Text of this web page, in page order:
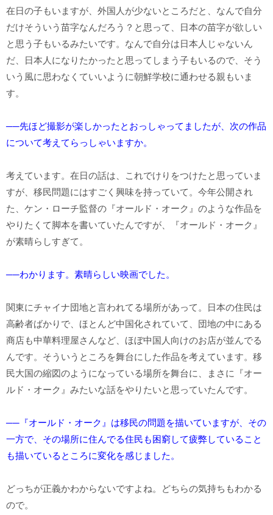
在日の子もいますが、外国人が少ないところだと、なんで自分
だけそういう苗字なんだろう？と思って、日本の苗字が欲しい
と思う子もいるみたいです。なんで自分は日本人じゃないん
だ、日本人になりたかったと思ってしまう子もいるので、そう
いう風に思わなくていいように朝鮮学校に通わせる親もいま
す。
──先ほど撮影が楽しかったとおっしゃってましたが、次の作品
について考えてらっしゃいますか。
考えています。在日の話は、これでけりをつけたと思っていま
すが、移民問題にはすごく興味を持っていて。今年公開され
た、ケン・ローチ監督の『オールド・オーク』のような作品を
やりたくて脚本を書いていたんですが、『オールド・オーク』
が素晴らしすぎて。
──わかります。素晴らしい映画でした。
関東にチャイナ団地と言われてる場所があって。日本の住民は
高齢者ばかりで、ほとんど中国化されていて、団地の中にある
商店も中華料理屋さんなど、ほぼ中国人向けのお店が並んでる
んです。そういうところを舞台にした作品を考えています。移
民大国の縮図のようになっている場所を舞台に、まさに『オー
ルド・オーク』みたいな話をやりたいと思っていたんです。
──『オールド・オーク』は移民の問題を描いていますが、その
一方で、その場所に住んでる住民も困窮して疲弊していること
も描いているところに変化を感じました。
どっちが正義かわからないですよね。どちらの気持ちもわかる
ので。